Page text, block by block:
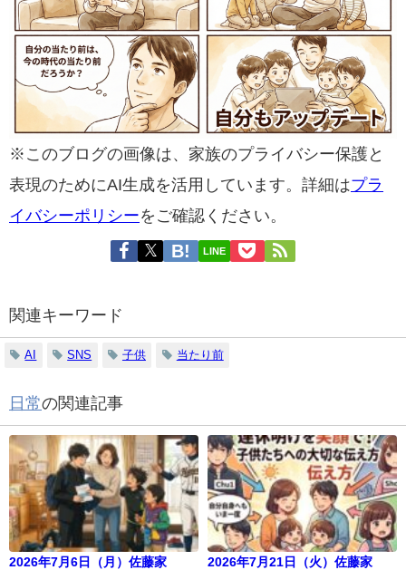
※このブログの画像は、家族のプライバシー保護と
表現のためにAI生成を活用しています。詳細はプラ
イバシーポリシーをご確認ください。
LINE
関連キーワード
AI SNS 子供 当たり前
日常の関連記事
2026年7月6日（月）佐藤家 2026年7月21日（火）佐藤家